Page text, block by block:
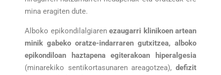
mina eragiten dute.
Alboko epikondilalgiaren ezaugarri klinikoen artean
minik gabeko oratze-indarraren gutxitzea, alboko
epikondiloan haztapena egiterakoan hiperalgesia
(minarekiko sentikortasunaren areagotzea), defizit